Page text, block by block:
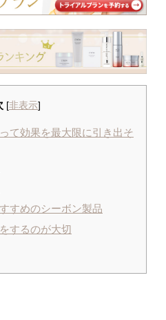
[非表示]
て効果を最大限に引き出そ
すめのシーボン製品
するのが大切